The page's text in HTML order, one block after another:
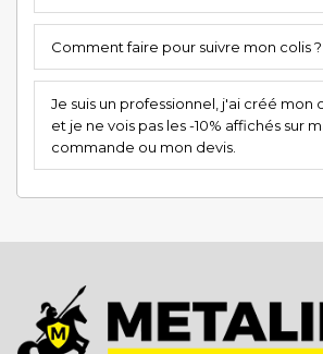
Comment faire pour suivre mon colis ?
Je suis un professionnel, j'ai créé mon
et je ne vois pas les -10% affichés sur
commande ou mon devis.